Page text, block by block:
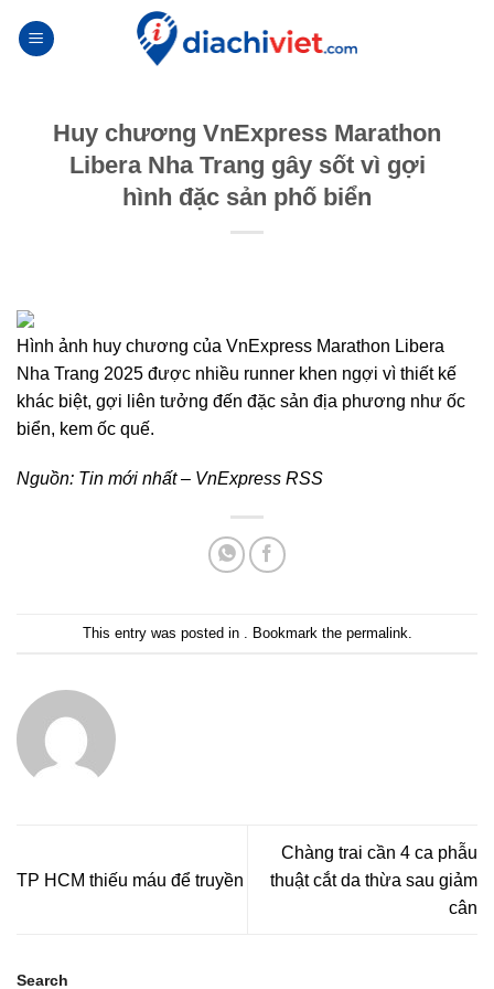
Huy chương VnExpress Marathon
Libera Nha Trang gây sốt vì gợi
hình đặc sản phố biển
Hình ảnh huy chương của VnExpress Marathon Libera
Nha Trang 2025 được nhiều runner khen ngợi vì thiết kế
khác biệt, gợi liên tưởng đến đặc sản địa phương như ốc
biển, kem ốc quế.
Nguồn: Tin mới nhất – VnExpress RSS
This entry was posted in . Bookmark the permalink
TP HCM thiếu máu để truyền
Chàng trai cần 4 ca phẫu
thuật cắt da thừa sau giảm
cân
Search